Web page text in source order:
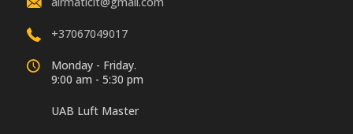
+37067049017
Monday - Friday.
9:00 am - 5:30 pm
UAB Luft Master